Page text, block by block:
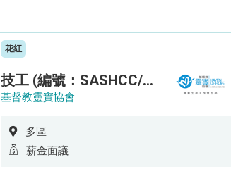
花紅
技工 (編號：SASHCC/A/CTE)
基督教靈實協會
多區
薪金面議